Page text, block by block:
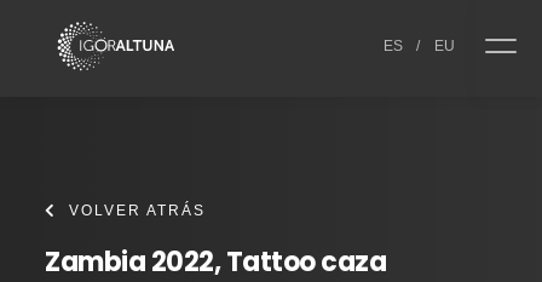
ES / EU
VOLVER ATRÁS
Zambia 2022, Tattoo caza